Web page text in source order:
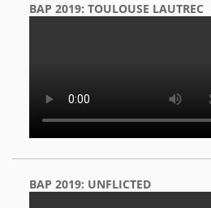
BAP 2019: TOULOUSE LAUTREC
BAP 2019: UNFLICTED